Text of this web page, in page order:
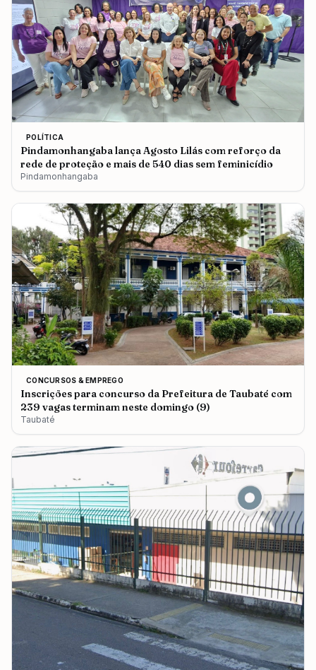
POLÍTICA
Pindamonhangaba lança Agosto Lilás com reforço da
rede de proteção e mais de 540 dias sem feminicídio
Pindamonhangaba
CONCURSOS & EMPREGO
Inscrições para concurso da Prefeitura de Taubaté com
239 vagas terminam neste domingo (9)
Taubaté